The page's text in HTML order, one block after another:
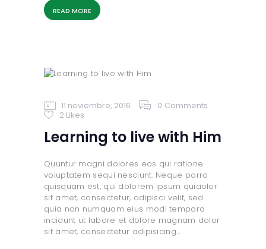
READ MORE
11 noviembre, 2016 0 Comments
2 Likes
Learning to live with Him
Quuntur magni dolores eos qui ratione
voluptatem sequi nesciunt. Neque porro
quisquam est, qui dolorem ipsum quiaolor
sit amet, consectetur, adipisci velit, sed
quia non numquam eius modi tempora
incidunt ut labore et dolore magnam dolor
sit amet, consectetur adipisicing…